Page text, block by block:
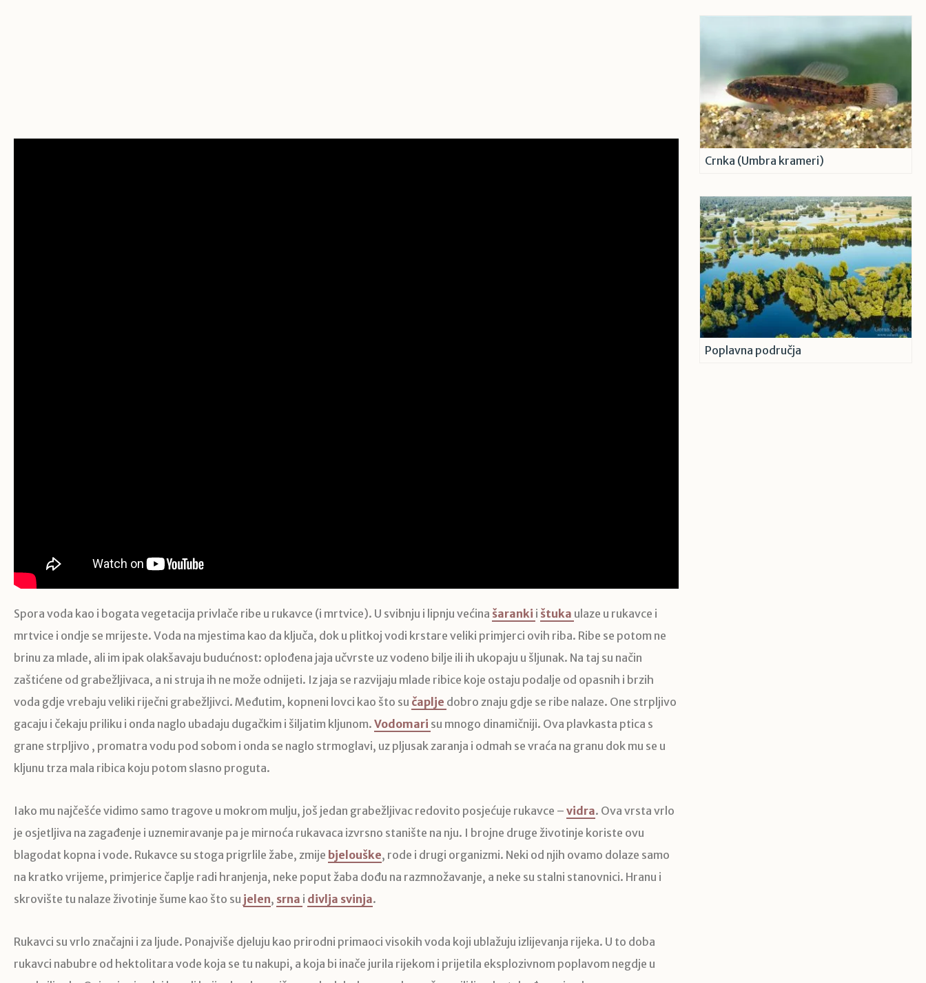
Spora voda kao i bogata vegetacija privlače ribe u rukavce (i mrtvice). U svibnju i lipnju većina šaranki i štuka ulaze u rukavce i
mrtvice i ondje se mrijeste. Voda na mjestima kao da ključa, dok u plitkoj vodi krstare veliki primjerci ovih riba. Ribe se potom ne
brinu za mlade, ali im ipak olakšavaju budućnost: oplođena jaja učvrste uz vodeno bilje ili ih ukopaju u šljunak. Na taj su način
zaštićene od grabežljivaca, a ni struja ih ne može odnijeti. Iz jaja se razvijaju mlade ribice koje ostaju podalje od opasnih i brzih
voda gdje vrebaju veliki riječni grabežljivci. Međutim, kopneni lovci kao što su čaplje dobro znaju gdje se ribe nalaze. One strpljivo
gacaju i čekaju priliku i onda naglo ubadaju dugačkim i šiljatim kljunom. Vodomari su mnogo dinamičniji. Ova plavkasta ptica s
grane strpljivo , promatra vodu pod sobom i onda se naglo strmoglavi, uz pljusak zaranja i odmah se vraća na granu dok mu se u
kljunu trza mala ribica koju potom slasno proguta.
Iako mu najčešće vidimo samo tragove u mokrom mulju, još jedan grabežljivac redovito posjećuje rukavce – vidra. Ova vrsta vrlo
je osjetljiva na zagađenje i uznemiravanje pa je mirnoća rukavaca izvrsno stanište na nju. I brojne druge životinje koriste ovu
blagodat kopna i vode. Rukavce su stoga prigrlile žabe, zmije bjelouške, rode i drugi organizmi. Neki od njih ovamo dolaze samo
na kratko vrijeme, primjerice čaplje radi hranjenja, neke poput žaba dođu na razmnožavanje, a neke su stalni stanovnici. Hranu i
skrovište tu nalaze životinje šume kao što su jelen, srna i divlja svinja.
Rukavci su vrlo značajni i za ljude. Ponajviše djeluju kao prirodni primaoci visokih voda koji ublažuju izlijevanja rijeka. U to doba
rukavci nabubre od hektolitara vode koja se tu nakupi, a koja bi inače jurila rijekom i prijetila eksplozivnom poplavom negdje u
Crnka (Umbra krameri)
Poplavna područja